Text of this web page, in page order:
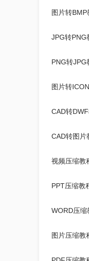
图片转BMP
JPG转PNG
PNG转JPG
图片转
CAD转
CAD转图片
视频压缩教
PPT压缩教
WORD压缩
图片压缩教